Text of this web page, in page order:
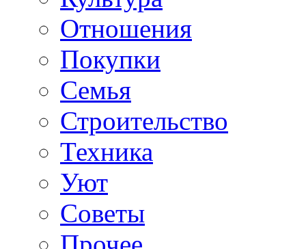
Отношения
Покупки
Семья
Строительство
Техника
Уют
Советы